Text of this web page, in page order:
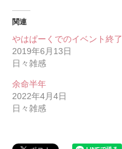
関連
やはぱーくでのイベント終了
2019年6月13日
日々雑感
余命半年
2022年4月4日
日々雑感